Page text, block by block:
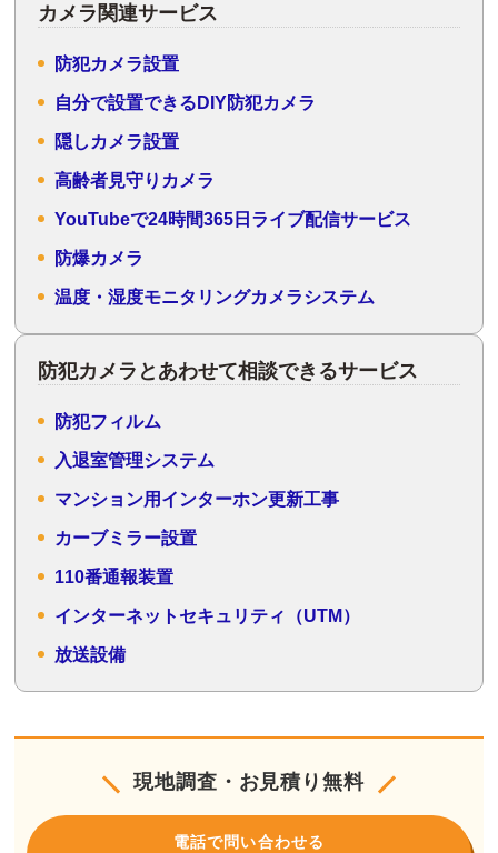
カメラ関連サービス
防犯カメラ設置
自分で設置できるDIY防犯カメラ
隠しカメラ設置
高齢者見守りカメラ
YouTubeで24時間365日ライブ配信サービス
防爆カメラ
温度・湿度モニタリングカメラシステム
防犯カメラとあわせて相談できるサービス
防犯フィルム
入退室管理システム
マンション用インターホン更新工事
カーブミラー設置
110番通報装置
インターネットセキュリティ（UTM）
放送設備
現地調査・お見積り無料
電話で問い合わせる